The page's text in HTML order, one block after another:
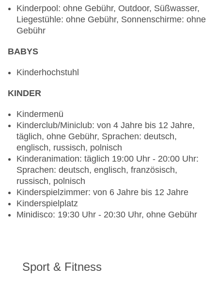
Gerichte: ohne Gebühr, Anfrage & Reservierung
nicht notwendig, saisonale Gerichte: ohne
Gebühr, Anfrage & Reservierung nicht notwendig,
Reservierung nicht notwendig, vegane Gerichte:
notwendig, Buffet, Anfrage & Reservierung nicht
10:00 Uhr, 13:00 Uhr - 15:00 Uhr und 19:00 Uhr -
22:00 Uhr, klimatisierbar, Kinderhochstuhl
Spezialitätenrestaurant „Arabisk“: Küche:
orientalisch, Grillgerichte, à la carte, Menüwahl,
Anfrage & Reservierung notwendig, ohne Gebühr,
täglich 19:00 Uhr - 22:00 Uhr
Restaurant „La Piazza“: Küche: italienisch, à la
carte, Anfrage & Reservierung notwendig, ohne
Gebühr, täglich 19:00 Uhr - 22:00 Uhr
Lobbybar: 24 Stunden, ohne Gebühr
Kinderpool: ohne Gebühr, Outdoor, Süßwasser,
Liegestühle: ohne Gebühr, Sonnenschirme: ohne
Gebühr
BABYS
Kinderhochstuhl
KINDER
Kindermenü
Kinderclub/Miniclub: von 4 Jahre bis 12 Jahre,
täglich, ohne Gebühr, Sprachen: deutsch,
englisch, russisch, polnisch
Kinderanimation: täglich 19:00 Uhr - 20:00 Uhr:
Sprachen: deutsch, englisch, französisch,
russisch, polnisch
Kinderspielzimmer: von 6 Jahre bis 12 Jahre
Kinderspielplatz
Minidisco: 19:30 Uhr - 20:30 Uhr, ohne Gebühr
Sport & Fitness